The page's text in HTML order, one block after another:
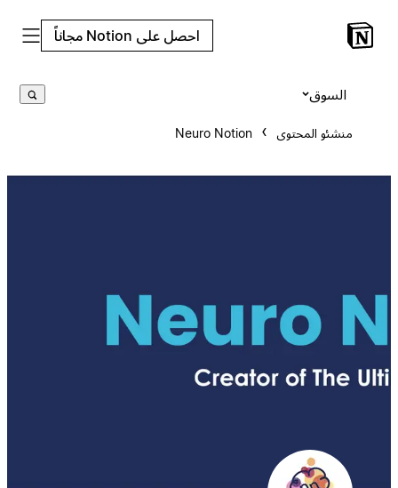
احصل على Notion مجاناً
منشئو المحتوى Neuro Notion